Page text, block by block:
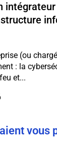
(ou
: la
et...
vous